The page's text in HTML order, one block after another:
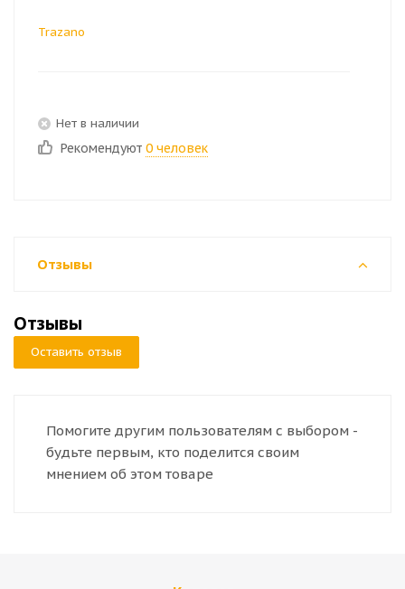
Trazano
Нет в наличии
Рекомендуют 0 человек
Отзывы
Отзывы
Оставить отзыв
Помогите другим пользователям с выбором -
будьте первым, кто поделится своим
мнением об этом товаре